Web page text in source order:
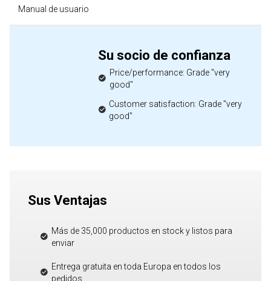
Manual de usuario
Su socio de confianza
Price/performance: Grade "very
good"
Customer satisfaction: Grade "very
good"
Sus Ventajas
Más de 35,000 productos en stock y listos para
enviar
Entrega gratuita en toda Europa en todos los
pedidos